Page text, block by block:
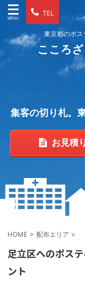
TEL
東京都のポス
こころ
集客の切り札。
お見積
HOME > 配布エリア >
足立区へのポス
ント